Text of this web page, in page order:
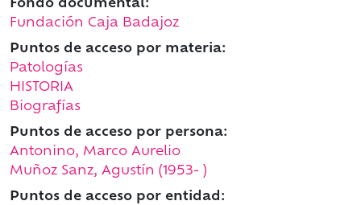
Fondo documental:
Fundación Caja Badajoz
Puntos de acceso por materia:
Patologías
HISTORIA
Biografías
Puntos de acceso por persona:
Antonino, Marco Aurelio
Muñoz Sanz, Agustín (1953- )
Puntos de acceso por entidad: